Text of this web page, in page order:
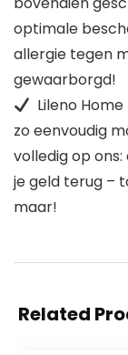
optimale
allergie tegen
gewaarborgd!
Lileno
zo eenvoudig
volledig op ons:
je geld terug –
maar!
Related